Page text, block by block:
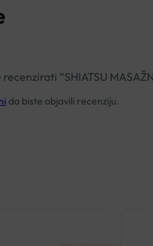
“SHIATSU
da biste objavili recenziju.